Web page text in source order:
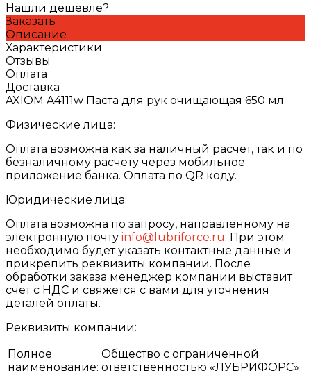
Нашли дешевле?
Заказать
Описание
Характеристики
Отзывы
Оплата
Доставка
AXIOM A4111w Паста для рук очищающая 650 мл
Физические лица:
Оплата возможна как за наличный расчет, так и по
безналичному расчету через мобильное
приложение банка. Оплата по QR коду.
Юридические лица:
Оплата возможна по запросу, направленному на
электронную почту info@lubriforce.ru. При этом
необходимо будет указать контактные данные и
прикрепить реквизиты компании. После
обработки заказа менеджер компании выставит
счет с НДС и свяжется с вами для уточнения
деталей оплаты.
Реквизиты компании:
Полное
наименование:
Общество с ограниченной
ответственностью «ЛУБРИФОРС»